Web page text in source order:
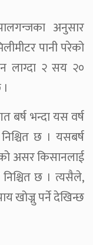
अनुसार
पानी परेको
लाग्दा २ सय २०
बर्ष भन्दा यस वर्ष
छ । यसबर्ष
असर किसानलाई
निश्चित छ । त्यसैले,
खोज्नु पर्ने देखिन्छ